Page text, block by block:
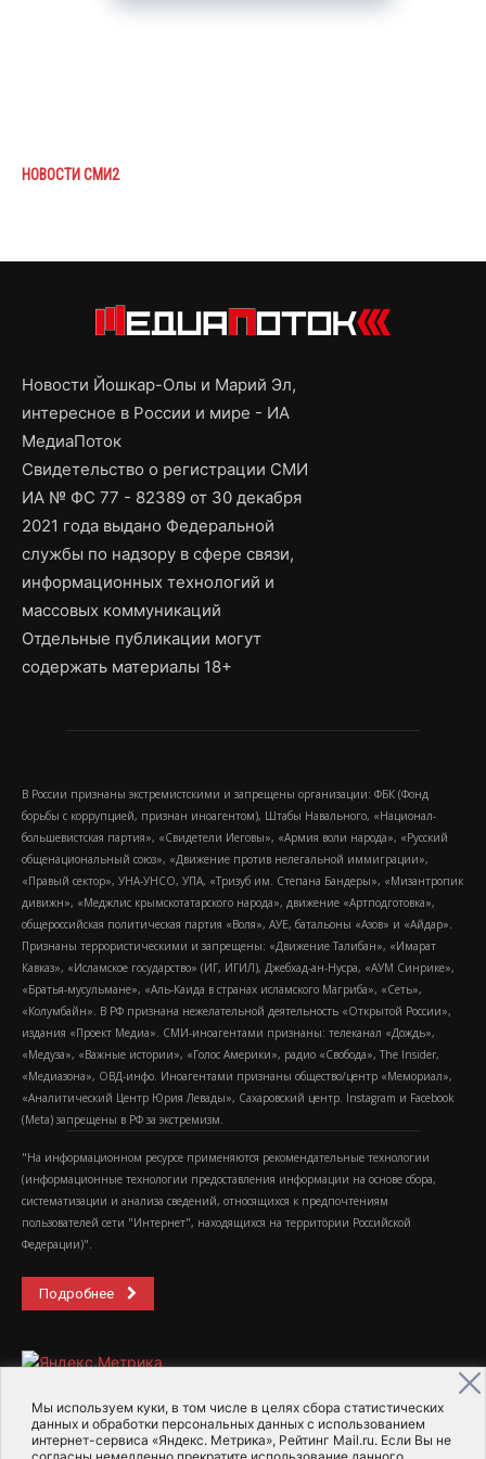
Мы используем куки, в том числе в целях сбора статистических
данных и обработки персональных данных с использованием
интернет-сервиса «Яндекс. Метрика», Рейтинг Mail.ru. Если Вы не
согласны немедленно прекратите использование данного
НОВОСТИ СМИ2
Новости Йошкар-Олы и Марий Эл,
интересное в России и мире - ИА
МедиаПоток
Свидетельство о регистрации СМИ
ИА № ФС 77 - 82389 от 30 декабря
2021 года выдано Федеральной
службы по надзору в сфере связи,
информационных технологий и
массовых коммуникаций
Отдельные публикации могут
содержать материалы 18+
В России признаны экстремистскими и запрещены организации: ФБК (Фонд
борьбы с коррупцией, признан иноагентом), Штабы Навального, «Национал-
большевистская партия», «Свидетели Иеговы», «Армия воли народа», «Русский
общенациональный союз», «Движение против нелегальной иммиграции»,
«Правый сектор», УНА-УНСО, УПА, «Тризуб им. Степана Бандеры», «Мизантропик
дивижн», «Меджлис крымскотатарского народа», движение «Артподготовка»,
общероссийская политическая партия «Воля», АУЕ, батальоны «Азов» и «Айдар».
Признаны террористическими и запрещены: «Движение Талибан», «Имарат
Кавказ», «Исламское государство» (ИГ, ИГИЛ), Джебхад-ан-Нусра, «АУМ Синрике»,
«Братья-мусульмане», «Аль-Каида в странах исламского Магриба», «Сеть»,
«Колумбайн». В РФ признана нежелательной деятельность «Открытой России»,
издания «Проект Медиа». СМИ-иноагентами признаны: телеканал «Дождь»,
«Медуза», «Важные истории», «Голос Америки», радио «Свобода», The Insider,
«Медиазона», ОВД-инфо. Иноагентами признаны общество/центр «Мемориал»,
«Аналитический Центр Юрия Левады», Сахаровский центр. Instagram и Facebook
(Metа) запрещены в РФ за экстремизм.
"На информационном ресурсе применяются рекомендательные технологии
(информационные технологии предоставления информации на основе сбора,
систематизации и анализа сведений, относящихся к предпочтениям
пользователей сети "Интернет", находящихся на территории Российской
Федерации)".
Подробнее